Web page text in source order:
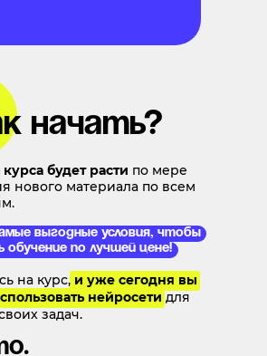
начать?
будет расти по мере
нового материала по всем
на курс, и уже сегодня вы
нейросети для
задач.
выгодные условия, чтобы
обучение по лучшей цене!